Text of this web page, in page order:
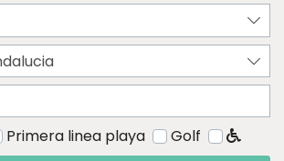
Primera linea playa
Golf